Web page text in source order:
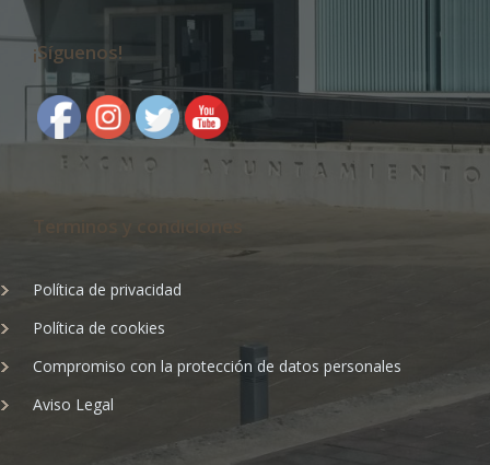
¡Síguenos!
Política de privacidad
Política de cookies
Compromiso con la protección de datos personales
Aviso Legal